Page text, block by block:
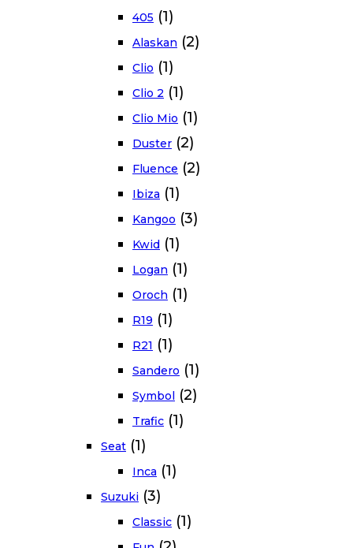
405 (1)
Alaskan (2)
Clio (1)
Clio 2 (1)
Clio Mio (1)
Duster (2)
Fluence (2)
Ibiza (1)
Kangoo (3)
Kwid (1)
Logan (1)
Oroch (1)
R19 (1)
R21 (1)
Sandero (1)
Symbol (2)
Trafic (1)
Seat (1)
Inca (1)
Suzuki (3)
Classic (1)